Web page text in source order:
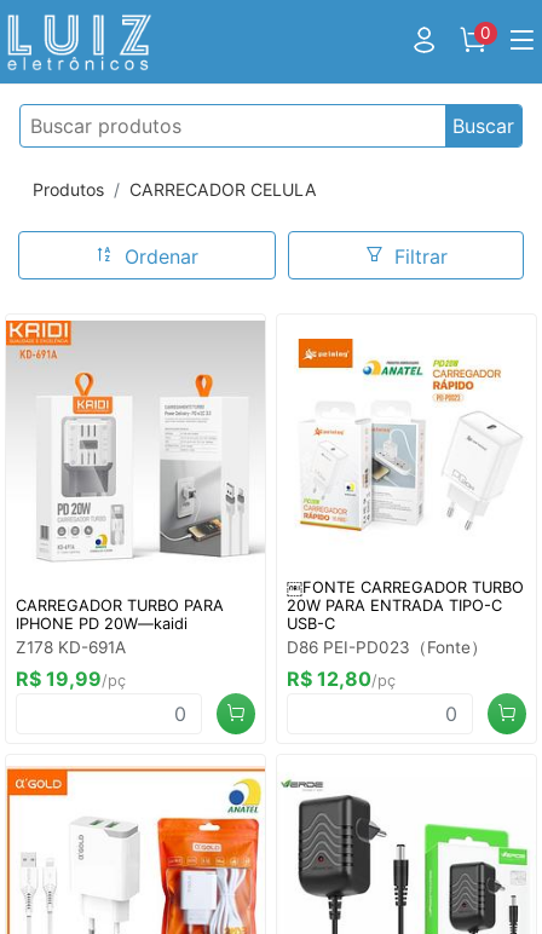
0
Buscar
Produtos CARRECADOR CELULA
Ordenar Filtrar
CARREGADOR TURBO PARA
IPHONE PD 20W—kaidi
Z178 KD-691A
R$ 19,99/pç
￼FONTE CARREGADOR TURBO
20W PARA ENTRADA TIPO-C
USB-C
D86 PEI-PD023（Fonte）
R$ 12,80/pç